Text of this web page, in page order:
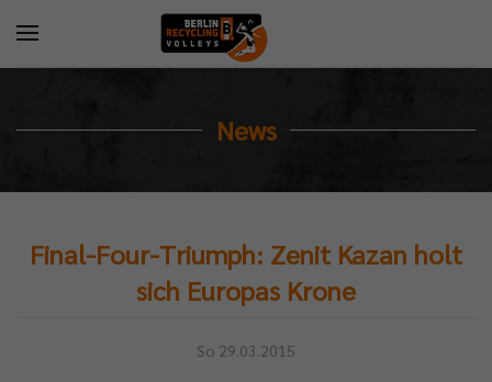
News
Final-Four-Triumph: Zenit Kazan holt
sich Europas Krone
So 29.03.2015